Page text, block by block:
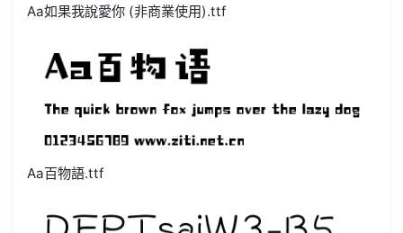
Aa如果我說愛你 (非商業使用).ttf
Aa百物語.ttf